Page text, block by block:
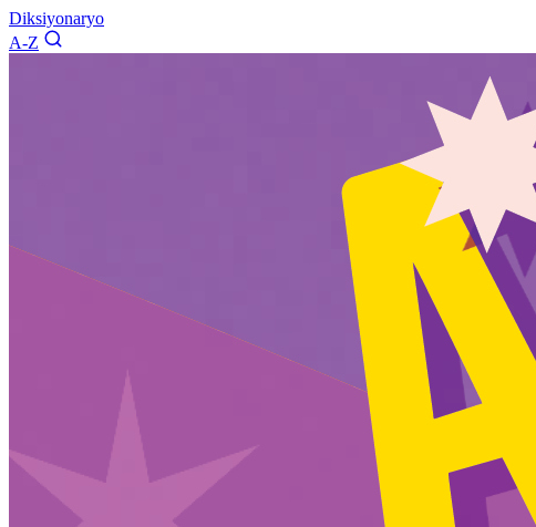
Diksiyonaryo
A-Z